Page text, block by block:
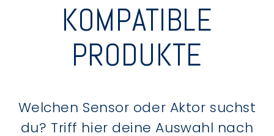
KOMPATIBLE
PRODUKTE
Welchen Sensor oder Aktor suchst
du? Triff hier deine Auswahl nach